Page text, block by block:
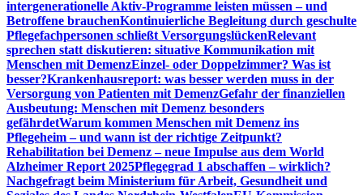
intergenerationelle Aktiv-Programme leisten müssen – und
Betroffene brauchenKontinuierliche Begleitung durch geschulte
Pflegefachpersonen schließt VersorgungslückenRelevant
sprechen statt diskutieren: situative Kommunikation mit
Menschen mit DemenzEinzel- oder Doppelzimmer? Was ist
besser?Krankenhausreport: was besser werden muss in der
Versorgung von Patienten mit DemenzGefahr der finanziellen
Ausbeutung: Menschen mit Demenz besonders
gefährdetWarum kommen Menschen mit Demenz ins
Pflegeheim – und wann ist der richtige Zeitpunkt?
Rehabilitation bei Demenz – neue Impulse aus dem World
Alzheimer Report 2025Pflegegrad 1 abschaffen – wirklich?
Nachgefragt beim Ministerium für Arbeit, Gesundheit und